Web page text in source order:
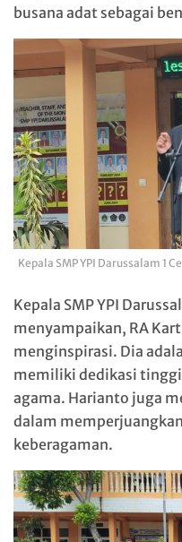
busana adat sebagai
Kepala SMP YPI Darussalam 1
Kepala SMP YPI
menyampaikan, RA
menginspirasi. Dia
memiliki dedikasi
agama. Harianto juga
dalam
keberagaman.